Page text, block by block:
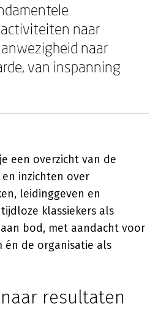
naar
naar
van inspanning
een overzicht van de
inzichten over
leidinggeven en
klassiekers als
bod, met aandacht voor
én de organisatie als
resultaten